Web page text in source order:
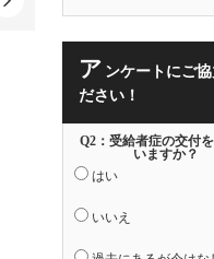
ア ンケートにご
ださい！
Q2：受給者症の交付
いますか？
はい
いいえ